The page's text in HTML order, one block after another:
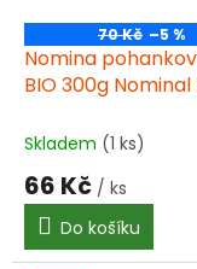
70 Kč –5 %
Nomina
BIO 300g Nominal
Skladem (1 ks)
66 Kč / ks
Do košíku